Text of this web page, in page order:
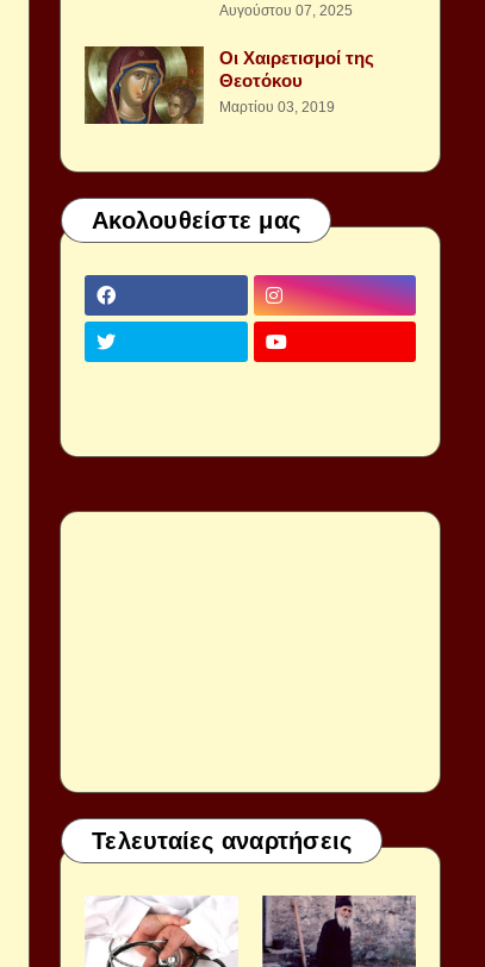
Αυγούστου 07, 2025
Οι Χαιρετισμοί της
Θεοτόκου
Μαρτίου 03, 2019
Ακολουθείστε μας
Τελευταίες αναρτήσεις